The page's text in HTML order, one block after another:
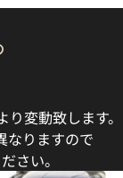
変動致します。
なりますので
さい。